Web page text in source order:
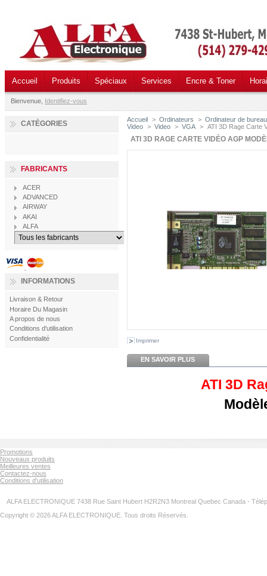
Accueil Produits Spéciaux Services Encre & Toner
Bienvenue, Identifiez-vous
CATÉGORIES
FABRICANTS
ACER
ADVANCED
AIRWAY
AKAI
ALFA
INFORMATIONS
Livraison & Retour
Horaire Du Magasin
A propos de nous
Conditions d'utilisation
Confidentialité
Accueil > Ordinateurs > Ordinateur de bureau
Video > Video > VGA > ATI 3D Rage Carte
ATI 3D RAGE CARTE VIDÉO AGP
Imprimer
EN SAVOIR PLUS
ATI 3D
Promotions
Nouveaux produits
Meilleures ventes
Contactez-nous
Conditions d'utilisation
ALFA ELECTRONIQUE 7438 Rue Saint Hubert H2R2N3 Montreal Quebec Canada -
Copyright © 2026 ALFA ELECTRONIQUE. Tous droits Réservés.